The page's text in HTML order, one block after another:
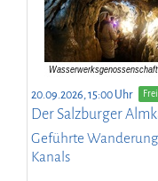
20.09.2026, 15:00 Uhr
Der Salzburger
Geführte
Kanals